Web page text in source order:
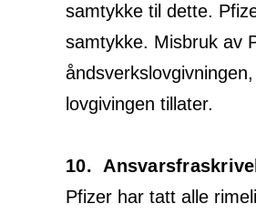
samtykke til dette.
samtykke. Misbruk av
lovgivingen tillater.
10.
Pfizer har tatt alle